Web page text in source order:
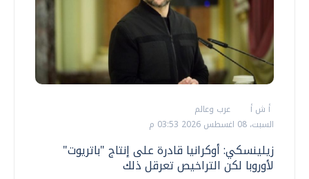
أ ش أ
عرب وعالم
السبت، 08 اغسطس 2026 03:53 م
زيلينسكي: أوكرانيا قادرة على إنتاج "باتريوت"
لأوروبا لكن التراخيص تعرقل ذلك